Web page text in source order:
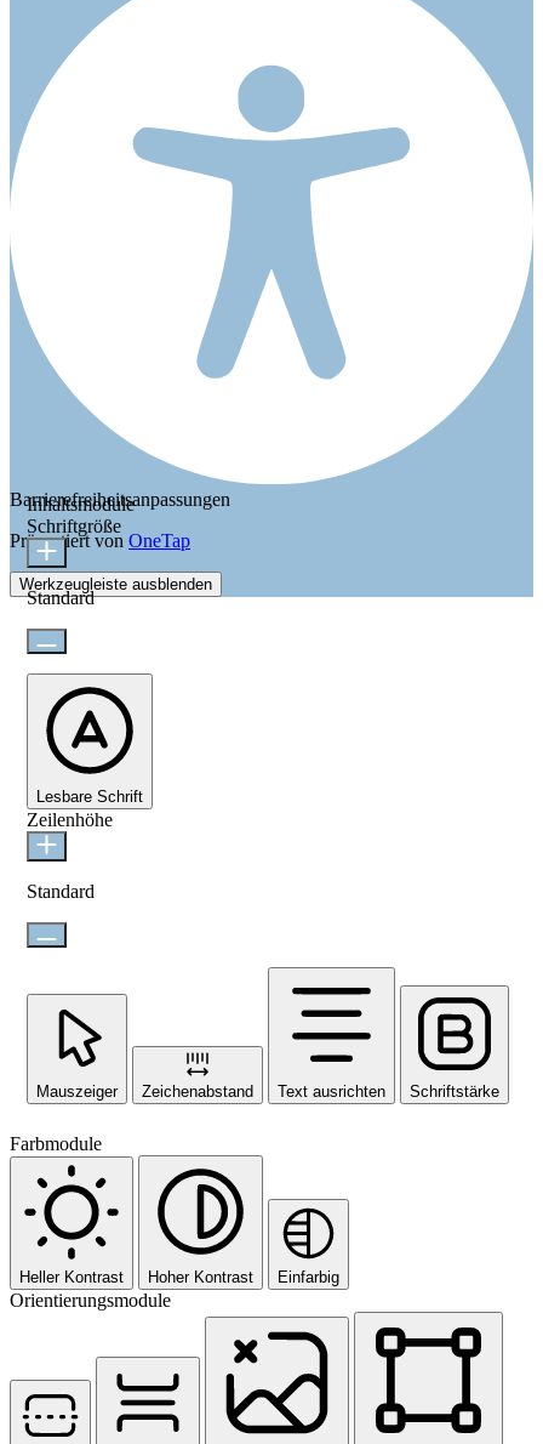
Barrierefreiheitsanpassungen
Präsentiert von OneTap
Werkzeugleiste ausblenden
Inhaltsmodule
Schriftgröße
Standard
Lesbare Schrift
Zeilenhöhe
Standard
Mauszeiger Zeichenabstand Text ausrichten Schriftstärke
Farbmodule
Heller Kontrast Hoher Kontrast Einfarbig
Orientierungsmodule